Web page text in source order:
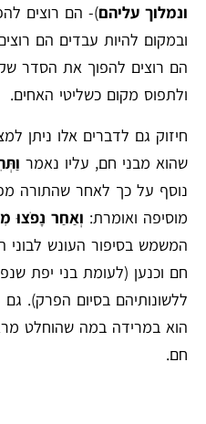
ונמלוך עליהם)- הם רוצים
ובמקום להיות עבדים הם
הם רוצים להפוך את הסדר
ולתפוס מקום כשליטי האחים.
חיזוק גם לדברים אלו ניתן
שהוא מבני חם, עליו נאמר
נוסף על כך לאחר שהתורה
מוסיפה ואומרת: וְאַחַר נָפֹצוּ
המשמש בסיפור העונש
חם וכנען (לעומת בני יפת
ללשונותיהם בסיום הפרק).
הוא במרידה במה שהוחלט
חם.